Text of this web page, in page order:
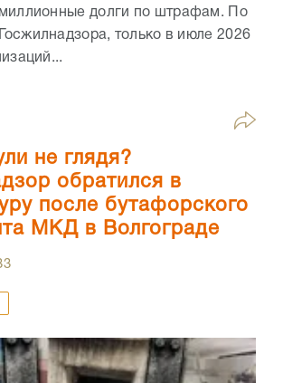
долги по штрафам. По
только в июле 2026
не глядя?
обратился в
после бутафорского
МКД в Волгограде